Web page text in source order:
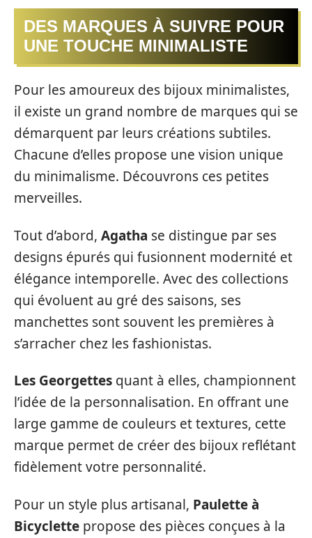
DES MARQUES À SUIVRE POUR
UNE TOUCHE MINIMALISTE
Pour les amoureux des bijoux minimalistes,
il existe un grand nombre de marques qui se
démarquent par leurs créations subtiles.
Chacune d’elles propose une vision unique
du minimalisme. Découvrons ces petites
merveilles.
Tout d’abord, Agatha se distingue par ses
designs épurés qui fusionnent modernité et
élégance intemporelle. Avec des collections
qui évoluent au gré des saisons, ses
manchettes sont souvent les premières à
s’arracher chez les fashionistas.
Les Georgettes quant à elles, championnent
l’idée de la personnalisation. En offrant une
large gamme de couleurs et textures, cette
marque permet de créer des bijoux reflétant
fidèlement votre personnalité.
Pour un style plus artisanal, Paulette à
Bicyclette propose des pièces conçues à la